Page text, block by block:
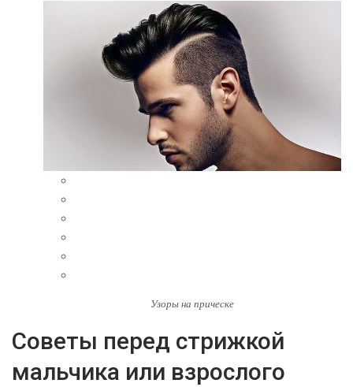
Узоры на прическе
Советы перед стрижкой
мальчика или взрослого